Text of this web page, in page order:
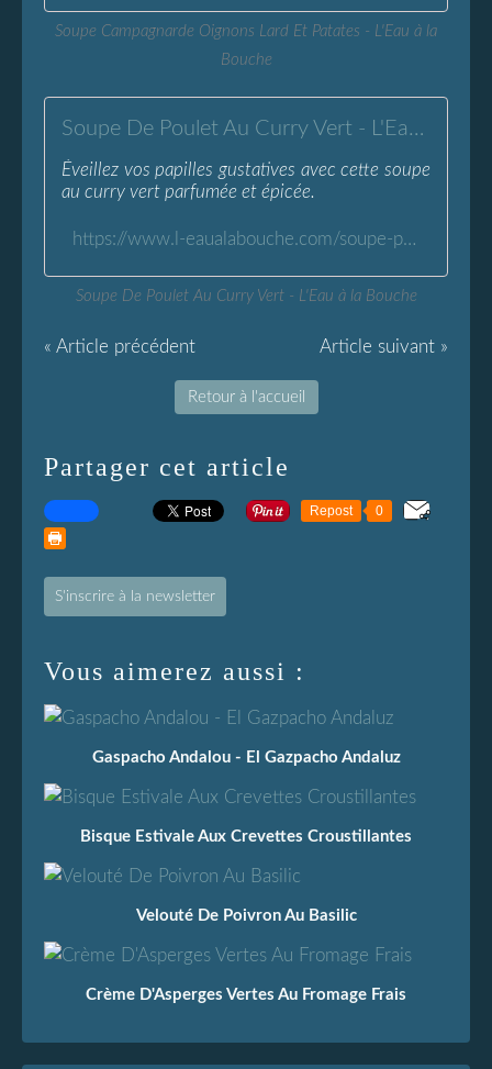
Soupe Campagnarde Oignons Lard Et Patates - L'Eau à la
Bouche
Soupe De Poulet Au Curry Vert - L'Eau à la Bouche
Éveillez vos papilles gustatives avec cette soupe
au curry vert parfumée et épicée.
https://www.l-eaualabouche.com/soupe-poulet-curry-vert.html
Soupe De Poulet Au Curry Vert - L'Eau à la Bouche
« Article précédent Article suivant »
Retour à l'accueil
Partager cet article
Repost 0
S'inscrire à la newsletter
Vous aimerez aussi :
Gaspacho Andalou - El Gazpacho Andaluz
Bisque Estivale Aux Crevettes Croustillantes
Velouté De Poivron Au Basilic
Crème D'Asperges Vertes Au Fromage Frais